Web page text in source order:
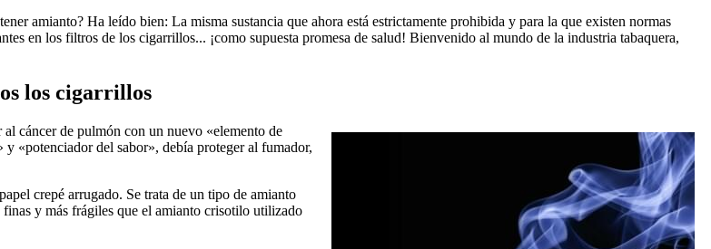
amianto? Ha leído bien: La misma sustancia que ahora está estrictamente prohibida y para la que existen normas
en los filtros de los cigarrillos... ¡como supuesta promesa de salud! Bienvenido al mundo de la industria tabaquera,
los cigarrillos
cáncer de pulmón con un nuevo «elemento de
«potenciador del sabor», debía proteger al fumador,
crepé arrugado. Se trata de un tipo de amianto
y más frágiles que el amianto crisotilo utilizado